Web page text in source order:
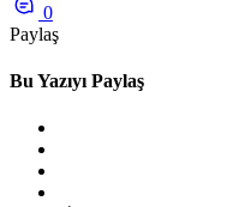
0
Paylaş
Bu Yazıyı Paylaş